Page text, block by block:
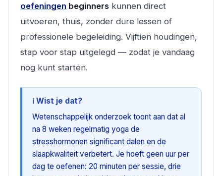
oefeningen beginners kunnen direct
uitvoeren, thuis, zonder dure lessen of
professionele begeleiding. Vijftien houdingen,
stap voor stap uitgelegd — zodat je vandaag
nog kunt starten.
ℹ️ Wist je dat?
Wetenschappelijk onderzoek toont aan dat al
na 8 weken regelmatig yoga de
stresshormonen significant dalen en de
slaapkwaliteit verbetert. Je hoeft geen uur per
dag te oefenen: 20 minuten per sessie, drie